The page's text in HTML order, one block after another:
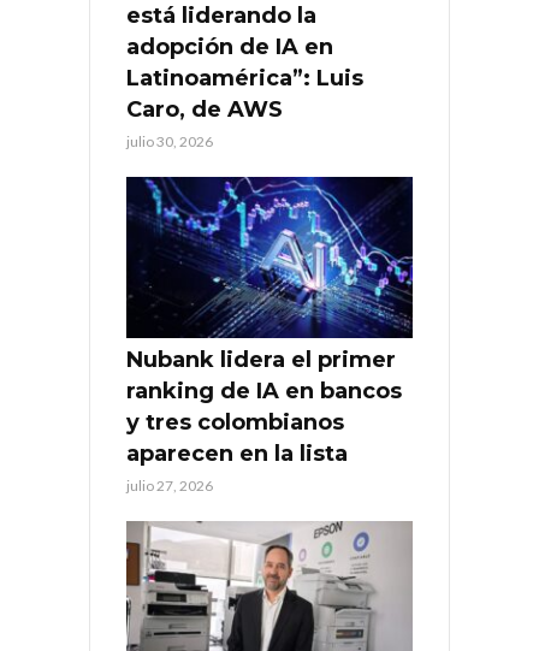
está liderando la
adopción de IA en
Latinoamérica”: Luis
Caro, de AWS
julio 30, 2026
Nubank lidera el primer
ranking de IA en bancos
y tres colombianos
aparecen en la lista
julio 27, 2026